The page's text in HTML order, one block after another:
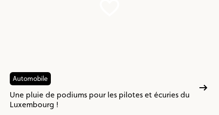
Automobile
Une pluie de podiums pour les pilotes et écuries du
Luxembourg !